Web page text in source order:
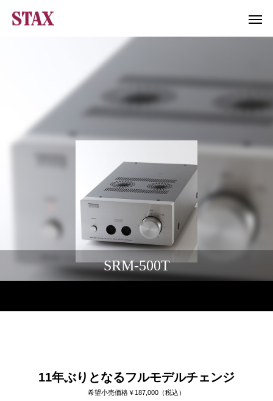
SRM-500T
11年ぶりとなるフルモデルチェンジ
希望小売価格￥187,000（税込）